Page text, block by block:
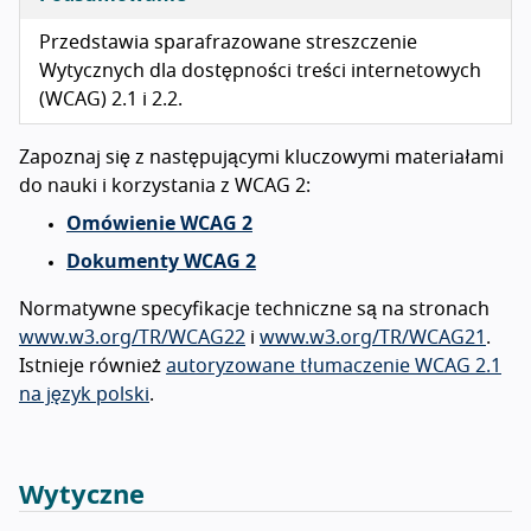
Przedstawia sparafrazowane streszczenie
Wytycznych dla dostępności treści internetowych
(WCAG) 2.1 i 2.2.
Zapoznaj się z następującymi kluczowymi materiałami
do nauki i korzystania z WCAG 2:
Omówienie WCAG 2
Dokumenty WCAG 2
Normatywne specyfikacje techniczne są na stronach
www.w3.org/TR/WCAG22 i www.w3.org/TR/WCAG21 .
Istnieje również autoryzowane tłumaczenie WCAG 2.1
na język polski.
Wytyczne